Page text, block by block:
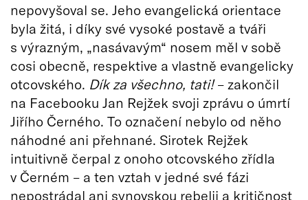
nepovyšoval se. Jeho evangelická orientace
byla žitá, i díky své vysoké postavě a tváři
s výrazným, „nasávavým“ nosem měl v sobě
cosi obecně, respektive a vlastně evangelicky
otcovského. Dík za všechno, tati!– zakončil
na Facebooku Jan Rejžek svoji zprávu o úmrtí
Jiřího Černého. To označení nebylo od něho
náhodné ani přehnané. Sirotek Rejžek
intuitivně čerpal z onoho otcovského zřídla
v Černém – a ten vztah v jedné své fázi
nepostrádal ani synovskou rebelii a kritičnost